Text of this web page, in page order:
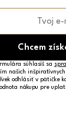
Chcem
súhlasíš sa
našich
odhlásiť v pätičke
nákupu pre